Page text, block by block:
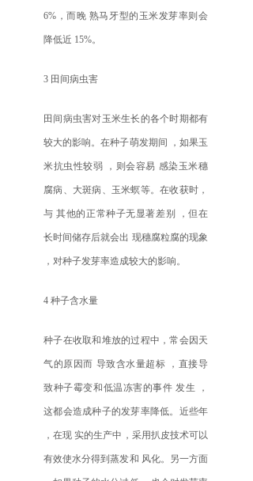
6%，而晚 熟马牙型的玉米发芽率则会
降低近 15%。
3 田间病虫害
田间病虫害对玉米生长的各个时期都有
较大的影响。在种子萌发期间 ，如果玉
米抗虫性较弱 ，则会容易 感染玉米穗
腐病、大斑病、玉米螟等。在收获时，
与 其他的正常种子无显著差别 ，但在
长时间储存后就会出 现穗腐粒腐的现象
，对种子发芽率造成较大的影响。
4 种子含水量
种子在收取和堆放的过程中，常会因天
气的原因而 导致含水量超标 ，直接导
致种子霉变和低温冻害的事件 发生 ，
这都会造成种子的发芽率降低。近些年
，在现 实的生产中，采用扒皮技术可以
有效使水分得到蒸发和 风化。另一方面